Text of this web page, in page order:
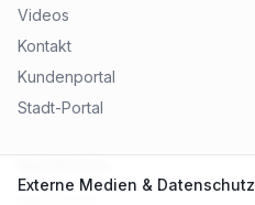
Videos
Kontakt
Kundenportal
Stadt-Portal
Externe Medien & Datenschutz